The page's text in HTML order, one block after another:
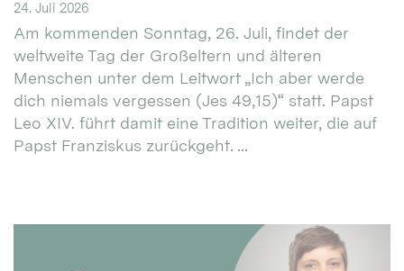
24. Juli 2026
Am kommenden Sonntag, 26. Juli, findet der
weltweite Tag der Großeltern und älteren
Menschen unter dem Leitwort „Ich aber werde
dich niemals vergessen (Jes 49,15)“ statt. Papst
Leo XIV. führt damit eine Tradition weiter, die auf
Papst Franziskus zurückgeht. ...